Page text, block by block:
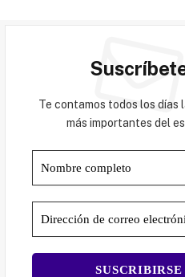
Te contamos todos los días
más importantes del